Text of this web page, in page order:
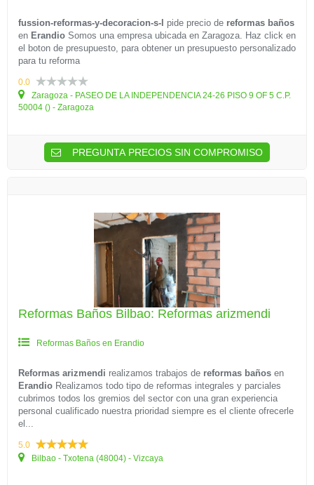
fussion-reformas-y-decoracion-s-l pide precio de reformas baños
en Erandio Somos una empresa ubicada en Zaragoza. Haz click en
el boton de presupuesto, para obtener un presupuesto personalizado
para tu reforma
0.0
Zaragoza - PASEO DE LA INDEPENDENCIA 24-26 PISO 9 OF 5 C.P.
50004 () - Zaragoza
PREGUNTA PRECIOS SIN COMPROMISO
Reformas Baños Bilbao: Reformas arizmendi
Reformas Baños en Erandio
Reformas arizmendi realizamos trabajos de reformas baños en
Erandio Realizamos todo tipo de reformas integrales y parciales
cubrimos todos los gremios del sector con una gran experiencia
personal cualificado nuestra prioridad siempre es el cliente ofrecerle
el...
5.0
Bilbao - Txotena (48004) - Vizcaya